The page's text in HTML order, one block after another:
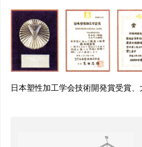
日本塑性加工学会技術開発賞受賞